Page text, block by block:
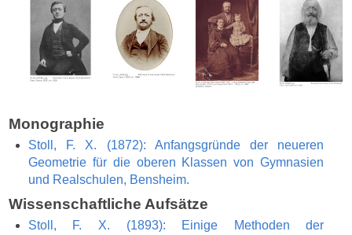
Monographie
Stoll, F. X. (1872): Anfangsgründe der neueren
Geometrie für die oberen Klassen von Gymnasien
und Realschulen, Bensheim.
Wissenschaftliche Aufsätze
Stoll, F. X. (1893): Einige Methoden der